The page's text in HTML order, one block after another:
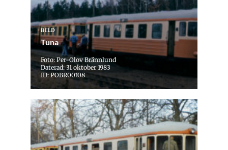
BILD
Tuna
Foto: Per-Olov Brännlund
Daterad: 31 oktober 1983
ID: POBR00108